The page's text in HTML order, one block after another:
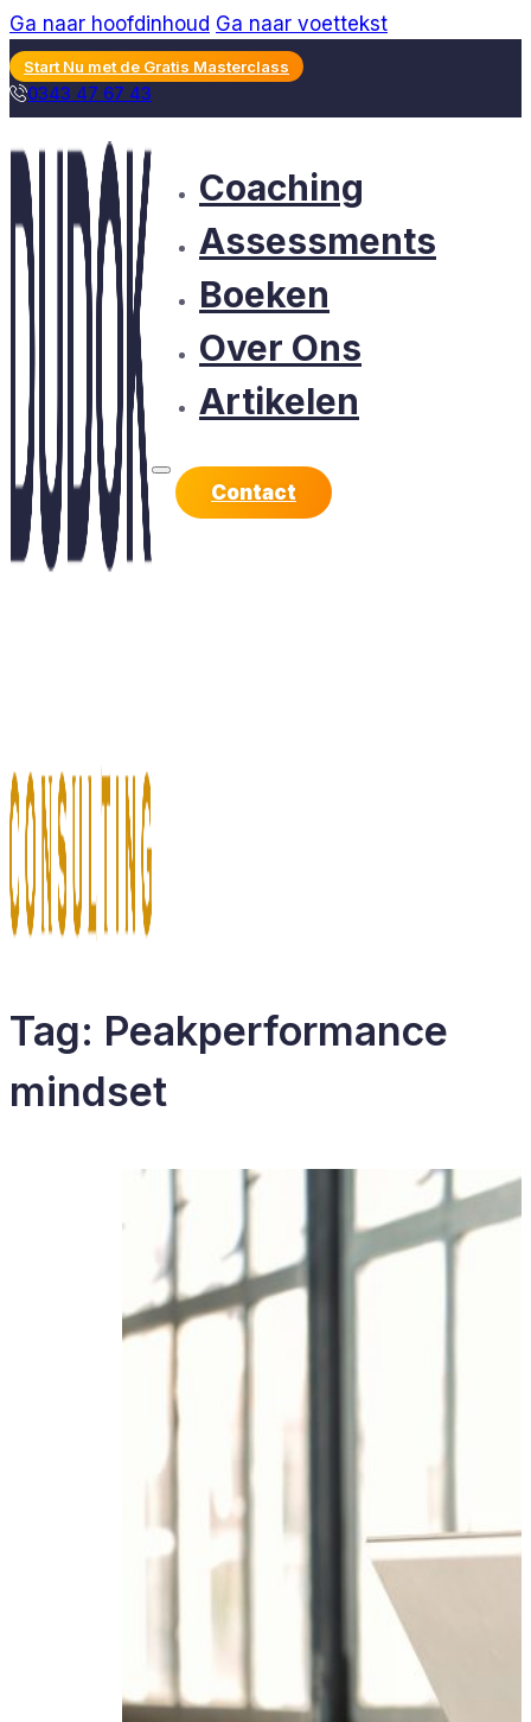
Ga naar hoofdinhoud Ga naar voettekst
Start Nu met de Gratis Masterclass
0343 47 67 43
Coaching
Assessments
Boeken
Over Ons
Artikelen
Contact
Tag: Peakperformance
mindset